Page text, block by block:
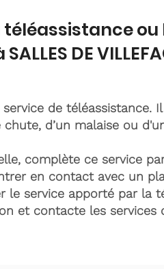
téléassistance
DE
de téléassistance.
d’un malaise ou
complète ce service
en contact avec un
le service apporté par la
et contacte les services